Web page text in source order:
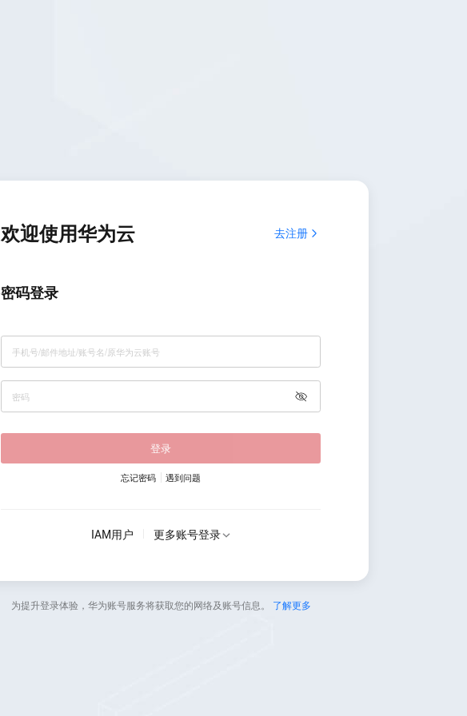
欢迎使用华为云 去注册
密码登录
登录
忘记密码 遇到问题
IAM用户 更多账号登录
为提升登录体验，华为账号服务将获取您的网络及账号信息。 了解更多